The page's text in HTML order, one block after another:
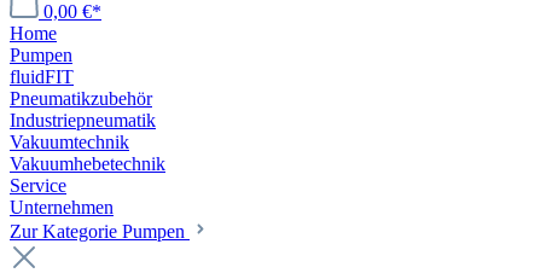
0,00 €*
Home
Pumpen
fluidFIT
Pneumatikzubehör
Industriepneumatik
Vakuumtechnik
Vakuumhebetechnik
Service
Unternehmen
Zur Kategorie Pumpen